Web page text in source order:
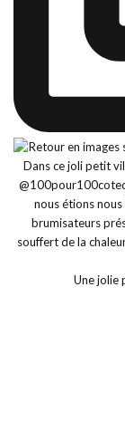
Une jolie